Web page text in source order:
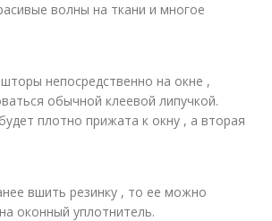
волны на ткани и многое
непосредственно на окне ,
обычной клеевой липучкой.
плотно прижата к окну , а вторая
вшить резинку , то ее можно
оконный уплотнитель.